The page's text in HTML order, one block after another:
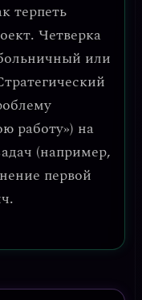
терпеть
Четверка
или
работу») на
(например,
первой